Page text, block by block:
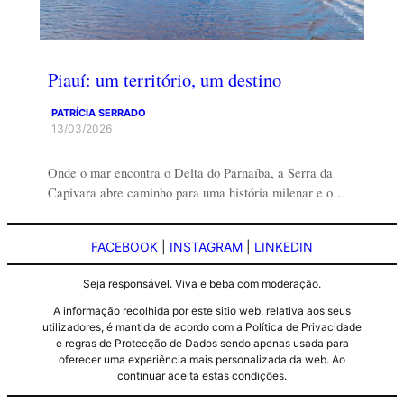
Piauí: um território, um destino
PATRÍCIA SERRADO
13/03/2026
Onde o mar encontra o Delta do Parnaíba, a Serra da
Capivara abre caminho para uma história milenar e o…
FACEBOOK INSTAGRAM LINKEDIN
Seja responsável. Viva e beba com moderação.
A informação recolhida por este sitio web, relativa aos seus
utilizadores, é mantida de acordo com a Política de Privacidade
e regras de Protecção de Dados sendo apenas usada para
oferecer uma experiência mais personalizada da web. Ao
continuar aceita estas condições.